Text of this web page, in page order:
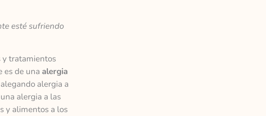
esté sufriendo
y tratamientos
es de una alergia
alergia a
alergia a las
y alimentos a los